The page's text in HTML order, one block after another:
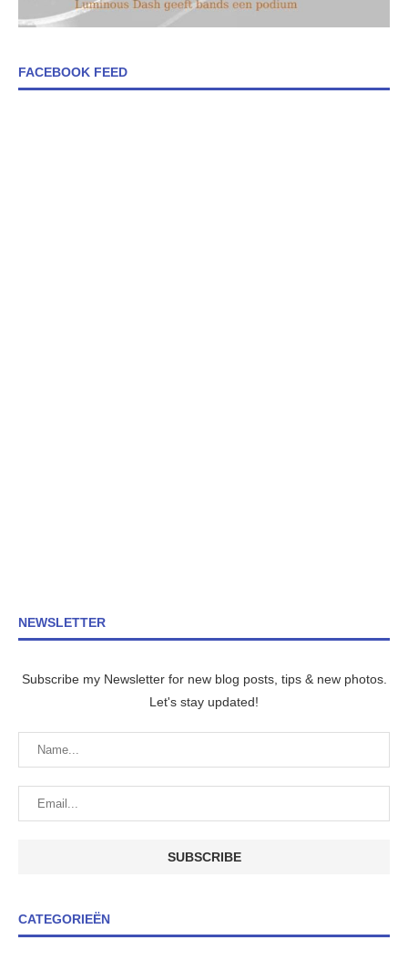
FACEBOOK FEED
NEWSLETTER
Subscribe my Newsletter for new blog posts, tips & new photos.
Let's stay updated!
CATEGORIEËN